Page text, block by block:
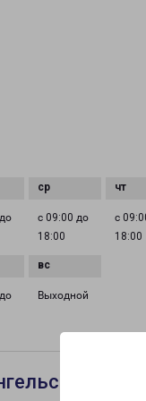
с 09:00 до
18:00
с
18:00
Выходной